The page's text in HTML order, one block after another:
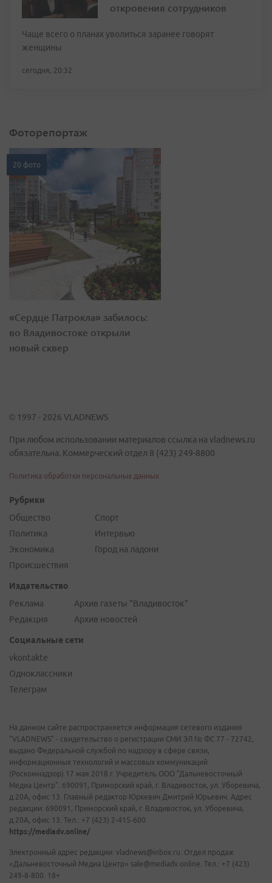
откровения сотрудников
Чаще всего о планах уволиться заранее говорят
женщины
сегодня, 20:32
Фоторепортаж
20 фото
«Сердце Патрокла» забилось:
во Владивостоке открыли
новый сквер
© 1997 - 2026 VLADNEWS
При любом использовании материалов ссылка на vladnews.ru
обязательна. Коммерческий отдел 8 (423) 249-8800
Политика обработки персональных данных
Рубрики
Общество
Политика
Экономика
Происшествия
Спорт
Интервью
Город на ладони
Издательство
Реклама
Редакция
Архив газеты "Владивосток"
Архив новостей
Социальные сети
vkontakte
Одноклассники
Телеграм
На данном сайте распространяется информация сетевого издания
"VLADNEWS" - свидетельство о регистрации СМИ ЭЛ № ФС 77 - 72742,
выдано Федеральной службой по надзору в сфере связи,
информационных технологий и массовых коммуникаций
(Роскомнадзор) 17 мая 2018 г. Учредитель ООО "Дальневосточный
Медиа Центр". 690091, Приморский край, г. Владивосток, ул. Уборевича,
д.20А, офис 13. Главный редактор Юркевич Дмитрий Юрьевич. Адрес
редакции: 690091, Приморский край, г. Владивосток, ул. Уборевича,
д.20А, офис 13. Тел.: +7 (423) 2-415-600.
https://mediadv.online/
Электронный адрес редакции: vladnews@inbox.ru. Отдел продаж
«Дальневосточный Медиа Центр» sale@mediadv.online. Тел.: +7 (423)
249-8-800. 18+